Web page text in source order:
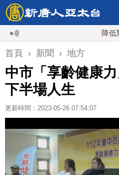
降低對中
首頁 › 新聞 › 地方
中市「享齡健康
下半場人生
更新時間：2023-05-26 07:54:07